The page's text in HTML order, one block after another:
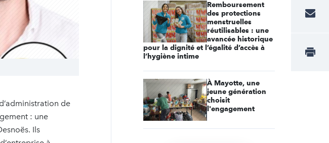
de
: une
Ils
Remboursement
des protections
menstruelles
réutilisables : une
avancée historique
pour la dignité et l’égalité d’accès à
l’hygiène intime
À Mayotte, une
jeune génération
choisit
l'engagement